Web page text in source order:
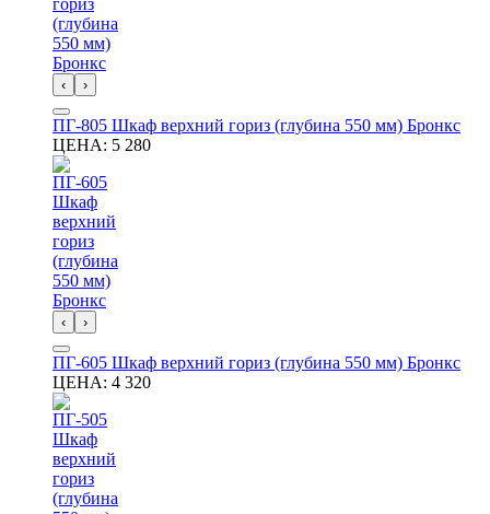
‹ ›
ПГ-805 Шкаф верхний гориз (глубина 550 мм) Бронкс
ЦЕНА: 5 280
‹ ›
ПГ-605 Шкаф верхний гориз (глубина 550 мм) Бронкс
ЦЕНА: 4 320